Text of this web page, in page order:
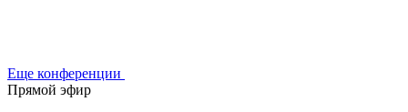
Еще конференции
Прямой эфир